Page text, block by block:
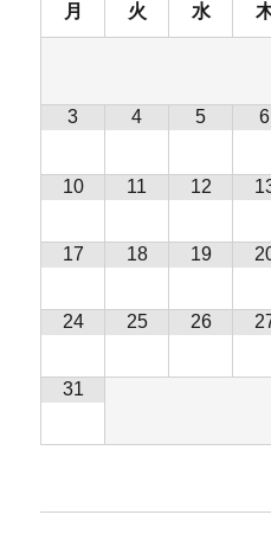
月 火 水
3 4 5 6
10 11 12
17 18 19
24 25 26
31